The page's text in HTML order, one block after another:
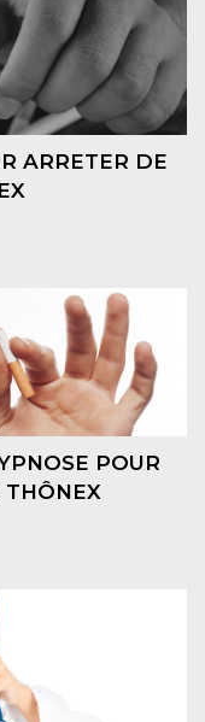
ARRETER DE
POUR
THÔNEX